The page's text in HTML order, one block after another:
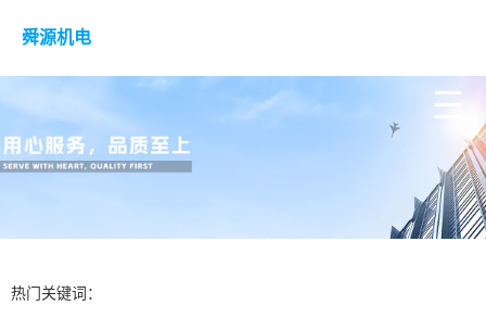
舜源机电
热门关键词：